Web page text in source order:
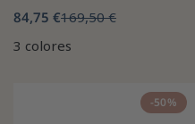
84,75 €169,50 €
3 colores
-50%